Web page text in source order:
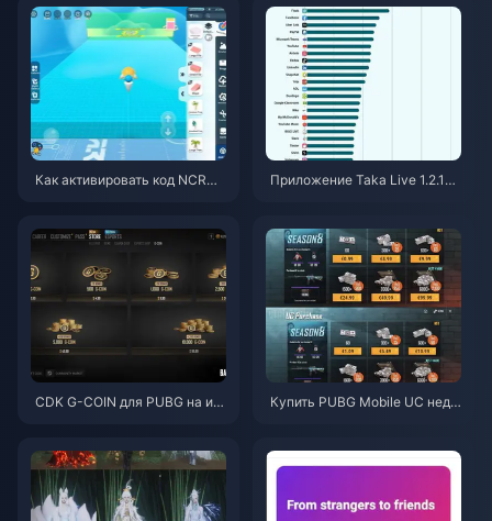
Как активировать код NCRCK
Приложение Taka Live 1.2.11
6 года? Причины и способы р
ешения
CDK G-COIN для PUBG на ию
ег?
Купить PUBG Mobile UC недо
стоимость, лучшие наборы и
безопасное пополнение